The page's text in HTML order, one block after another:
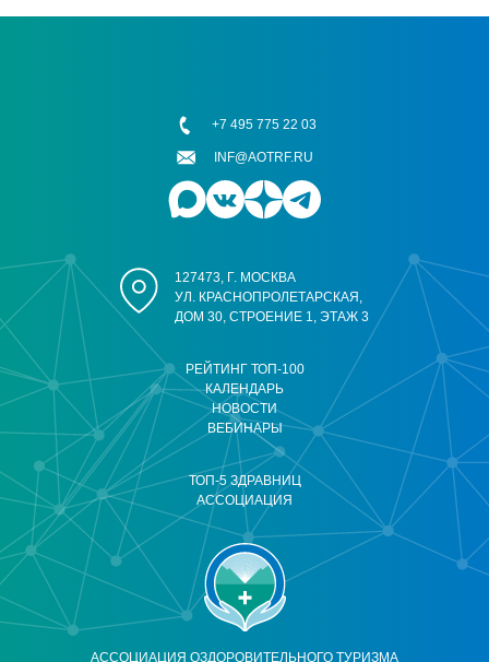
АССОЦИАЦИЯ ОЗДОРОВИТЕЛЬНОГО ТУРИЗМА
РЕЙТИНГ ТОП-100
КАЛЕНДАРЬ
НОВОСТИ
ВЕБИНАРЫ
ТОП-5 ЗДРАВНИЦ
АССОЦИАЦИЯ
127473, Г. МОСКВА
УЛ. КРАСНОПРОЛЕТАРСКАЯ,
ДОМ 30, СТРОЕНИЕ 1, ЭТАЖ 3
+7 495 775 22 03
INF@AOTRF.RU